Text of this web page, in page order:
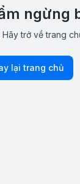
ngừng
trở về trang
lại trang chủ